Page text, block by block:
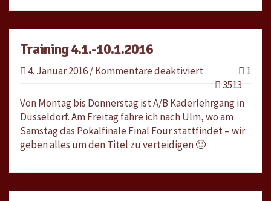
Training 4.1.-10.1.2016
4. Januar 2016/Kommentare deaktiviert
Training
4.1.-10.1.2016
1
3513
Von Montag bis Donnerstag ist A/B Kaderlehrgang in
Düsseldorf. Am Freitag fahre ich nach Ulm, wo am
Samstag das Pokalfinale Final Four stattfindet – wir
geben alles um den Titel zu verteidigen 🙂